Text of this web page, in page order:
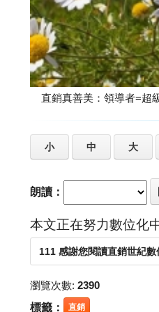
直銷真善美：領導者=超
小 中 大
朗讀：
本文正在努力數位化
111 感謝您閱讀直銷世紀數
瀏覽次數: 2390
標籤： 直銷